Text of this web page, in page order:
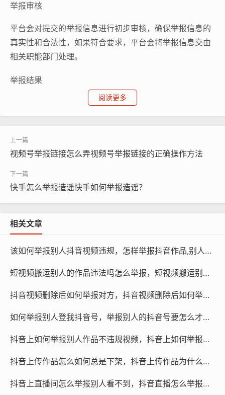
举报审核
平台会对提交的举报信息进行初步审核，确保举报信息的
真实性和合法性，如果符合要求，平台会将举报信息交由
相关职能部门处理。
举报结果
如果举报信息被确认属实，平台会根据实际情况对违规者
采取相应的处罚措施，如封禁账号、限制上传功能等，对
程度进行更严厉的处罚。
举报反馈
用户在收到处罚通知后，可以随时通过举报页面查询自己
的举报记录，了解举报是否得到处理以及处理结果，用户
还可以向相关监管部门反映自己的意见，共同维护视频号
的良好生态。
视频号举报机制是一项重要的安全措施，能够有效地打击
网络乱象，保护用户的合法权益，但需要注意的是，举报
报内容，避免虚假举报，以免影响自身权益。
阅读更多
视频号举报链接怎么弄视频号举报链接的正确操作方法
快手怎么举报造谣快手如何举报造谣？
相关文章
该如何举报别人抖音视频违规，怎样举报抖音作品,别人会看到谁举报的吗
短视频搬运别人的作品违法吗怎么举报，短视频搬运别人的作品违法吗怎么举报他
抖音视频删除后如何举报对方，抖音视频删除后如何举报对方看不到
如何举报别人登我抖音号，举报别人的抖音号要怎么才最有效果
抖音上如何举报别人作品不违规视频，抖音上如何举报别人作品不违规视频呢
抖音上传作品怎么如何总是下架，抖音上传作品为什么这么慢
抖音上直播间怎么举报别人看不到，抖音直播怎么举报成功